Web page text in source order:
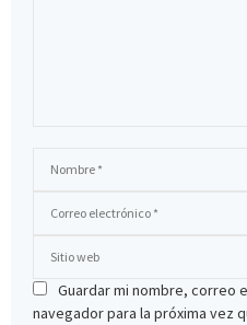
Guardar mi nombre, correo
navegador para la próxima vez